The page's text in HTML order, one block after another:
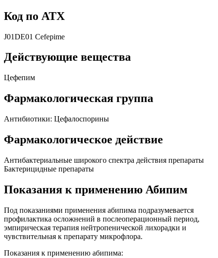
Код по АТХ
J01DE01 Cefepime
Действующие вещества
Цефепим
Фармакологическая группа
Антибиотики: Цефалоспорины
Фармакологическое действие
Антибактериальные широкого спектра действия препараты
Бактерицидные препараты
Показания к применению Абипим
Под показаниями применения абипима подразумевается
профилактика осложнений в послеоперационный период,
эмпирическая терапия нейтропенической лихорадки и
чувствительная к препарату микрофлора.
Показания к применению абипима: